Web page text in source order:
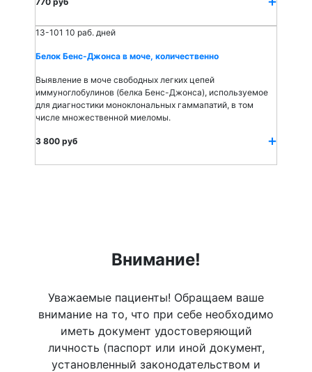
13-101 10 раб. дней
Белок Бенс-Джонса в моче, количественно
Выявление в моче свободных легких цепей
иммуноглобулинов (белка Бенс-Джонса), используемое
для диагностики моноклональных гаммапатий, в том
числе множественной миеломы.
3 800 руб
Внимание!
Уважаемые пациенты! Обращаем ваше
внимание на то, что при себе необходимо
иметь документ удостоверяющий
личность (паспорт или иной документ,
установленный законодательством и